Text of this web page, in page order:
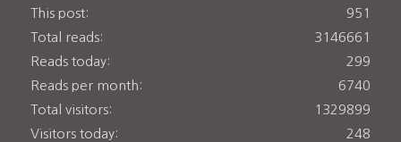
951
This post:
3146661
Total reads:
299
Reads today:
6740
Reads per month:
1329899
Total visitors:
248
Visitors today: